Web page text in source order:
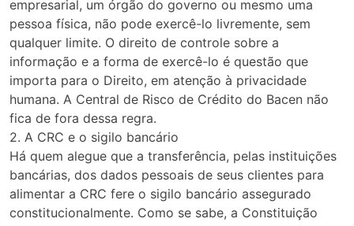
empresarial, um órgão do governo ou mesmo uma
pessoa física, não pode exercê-lo livremente, sem
qualquer limite. O direito de controle sobre a
informação e a forma de exercê-lo é questão que
importa para o Direito, em atenção à privacidade
humana. A Central de Risco de Crédito do Bacen não
fica de fora dessa regra.
2. A CRC e o sigilo bancário
Há quem alegue que a transferência, pelas instituições
bancárias, dos dados pessoais de seus clientes para
alimentar a CRC fere o sigilo bancário assegurado
constitucionalmente. Como se sabe, a Constituição